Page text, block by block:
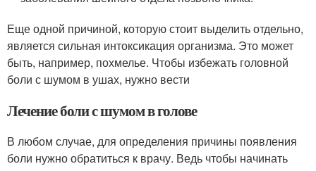
Еще одной причиной, которую стоит выделить отдельно,
является сильная интоксикация организма. Это может
быть, например, похмелье. Чтобы избежать головной
боли с шумом в ушах, нужно вести
Лечение боли с шумом в голове
В любом случае, для определения причины появления
боли нужно обратиться к врачу. Ведь чтобы начинать